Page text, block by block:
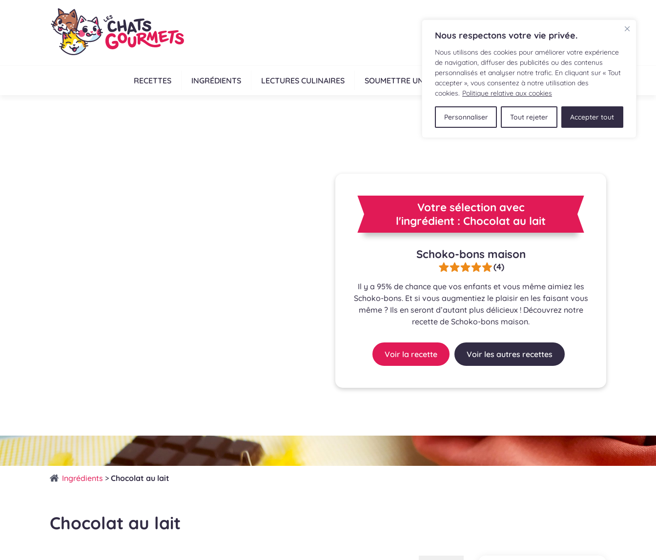
Nous respectons votre vie privée.
Nous utilisons des cookies pour améliorer votre expérience
de navigation, diffuser des publicités ou des contenus
personnalisés et analyser notre trafic. En cliquant sur « Tout
accepter », vous consentez à notre utilisation des
cookies. Politique relative aux cookies
Personnaliser Tout rejeter Accepter tout
RECETTES INGRÉDIENTS LECTURES CULINAIRES SOUMETTRE UNE RECETTE BOUTIQUE
Votre sélection avec
l'ingrédient : Chocolat au lait
Schoko-bons maison
(4)
Il y a 95% de chance que vos enfants et vous même aimiez les
Schoko-bons. Et si vous augmentiez le plaisir en les faisant vous
même ? Ils en seront d’autant plus délicieux ! Découvrez notre
recette de Schoko-bons maison.
Voir la recette Voir les autres recettes
Ingrédients > Chocolat au lait
Chocolat au lait